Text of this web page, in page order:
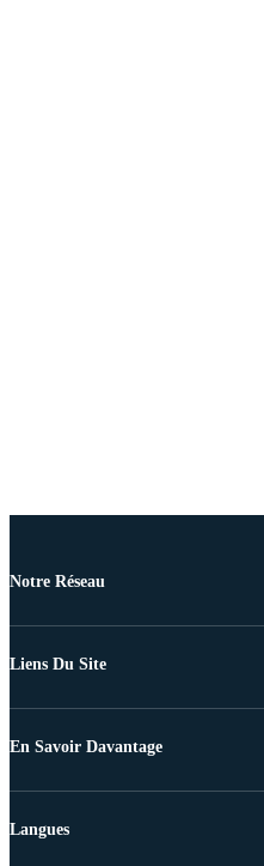
Notre Réseau
Liens Du Site
En Savoir Davantage
Langues